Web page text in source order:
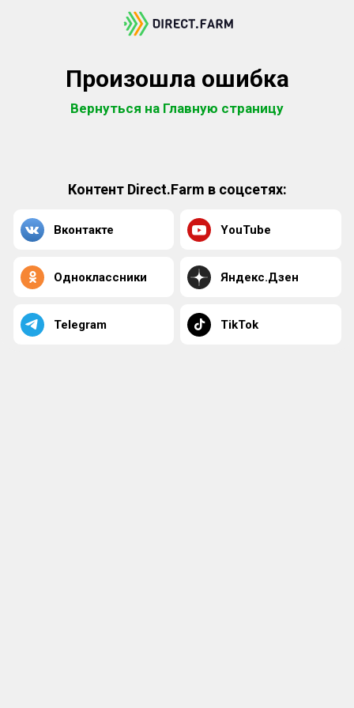
Произошла ошибка
Вернуться на Главную страницу
Контент Direct.Farm в соцсетях:
Вконтакте YouTube
Одноклассники Яндекс.Дзен
Telegram TikTok